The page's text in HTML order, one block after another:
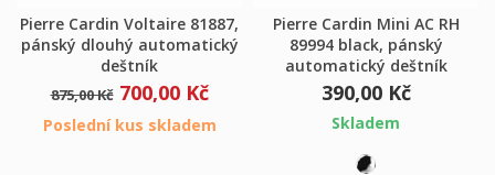
Pierre Cardin Voltaire 81887,
pánský dlouhý automatický
deštník
875,00 Kč 700,00 Kč
Poslední kus skladem
Pierre Cardin Mini AC RH
89994 black, pánský
automatický deštník
390,00 Kč
Skladem